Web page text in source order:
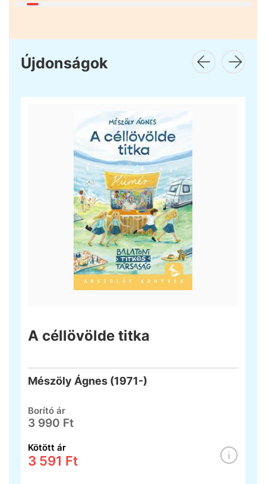
Újdonságok
A céllövölde titka
Mészöly Ágnes (1971-)
Borító ár
3 990 Ft
Kötött ár
3 591 Ft